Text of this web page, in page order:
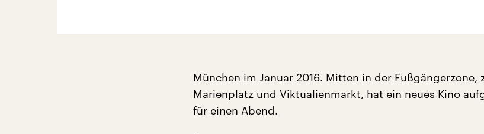
München im Januar 2016. Mitten in der Fußgängerzone,
Marienplatz und Viktualienmarkt, hat ein neues Kino
für einen Abend.